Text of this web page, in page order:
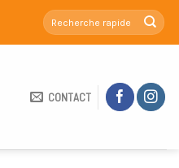
CONTACT